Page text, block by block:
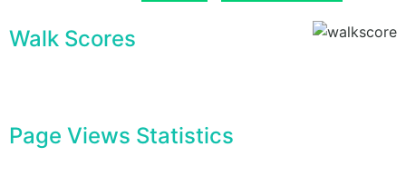
Walk Scores
Page Views Statistics